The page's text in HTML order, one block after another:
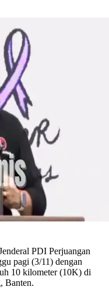
PDI Perjuangan
pagi (3/11) dengan
10 kilometer (10K) di
Banten.